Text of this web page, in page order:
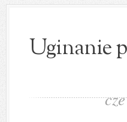
Uginanie